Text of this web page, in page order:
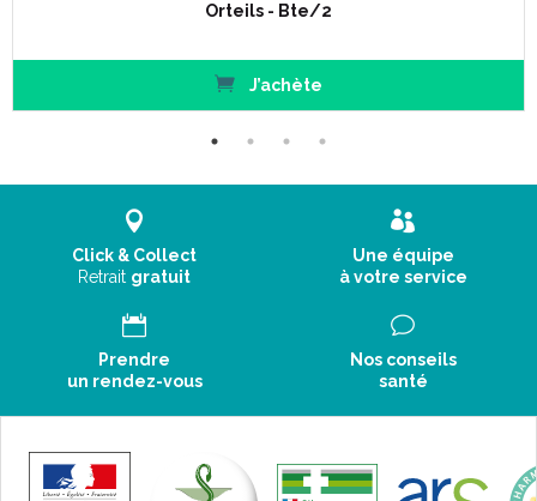
Orteils - Bte/2
J’achète
Click & Collect
Retrait gratuit
Une équipe
à votre service
Prendre
un rendez-vous
Nos conseils
santé